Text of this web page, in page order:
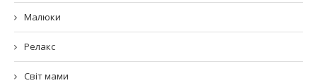
Малюки
Релакс
Світ мами